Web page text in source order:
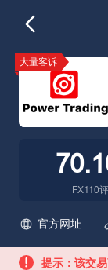
大量客诉
FX110
官方网址
提示：该交